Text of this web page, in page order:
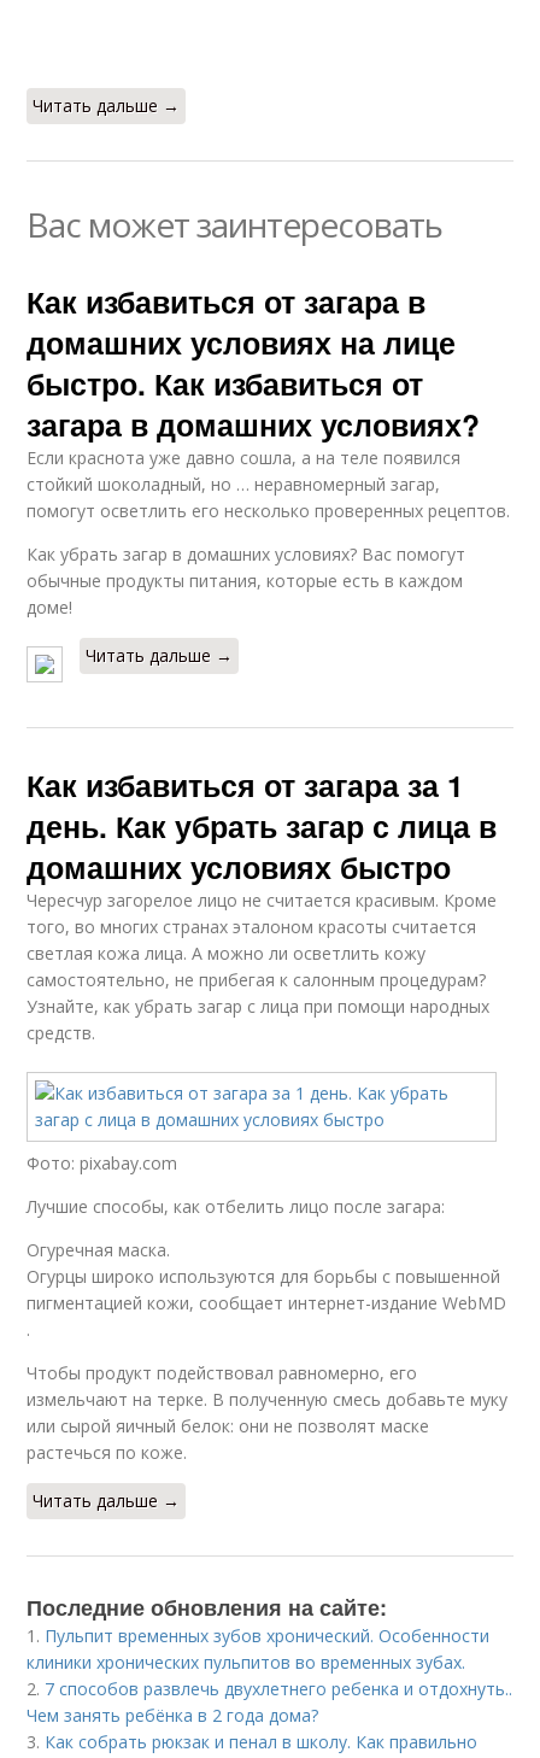
Читать дальше →
Вас может заинтересовать
Как избавиться от загара в
домашних условиях на лице
быстро. Как избавиться от
загара в домашних условиях?
Если краснота уже давно сошла, а на теле появился
стойкий шоколадный, но … неравномерный загар,
помогут осветлить его несколько проверенных рецептов.
Как убрать загар в домашних условиях? Вас помогут
обычные продукты питания, которые есть в каждом
доме!
Читать дальше →
Как избавиться от загара за 1
день. Как убрать загар с лица в
домашних условиях быстро
Чересчур загорелое лицо не считается красивым. Кроме
того, во многих странах эталоном красоты считается
светлая кожа лица. А можно ли осветлить кожу
самостоятельно, не прибегая к салонным процедурам?
Узнайте, как убрать загар с лица при помощи народных
средств.
Фото: pixabay.com
Лучшие способы, как отбелить лицо после загара:
Огуречная маска.
Огурцы широко используются для борьбы с повышенной
пигментацией кожи, сообщает интернет-издание WebMD
.
Чтобы продукт подействовал равномерно, его
измельчают на терке. В полученную смесь добавьте муку
или сырой яичный белок: они не позволят маске
растечься по коже.
Читать дальше →
Последние обновления на сайте:
1. Пульпит временных зубов хронический. Особенности
клиники хронических пульпитов во временных зубах.
2. 7 способов развлечь двухлетнего ребенка и отдохнуть..
Чем занять ребёнка в 2 года дома?
3. Как собрать рюкзак и пенал в школу. Как правильно